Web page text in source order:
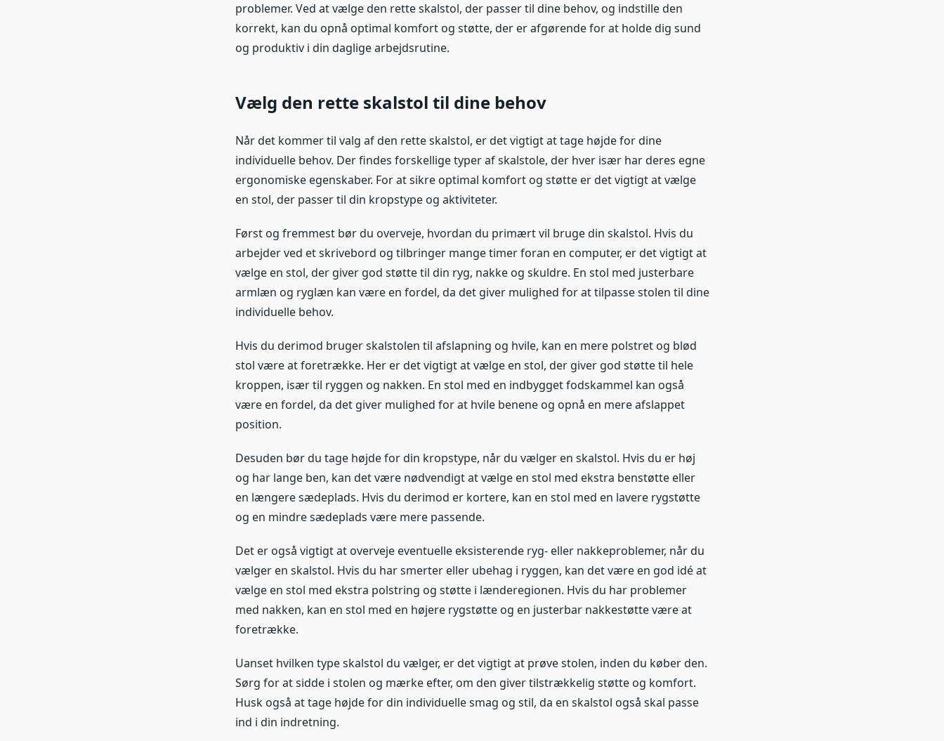
problemer. Ved at vælge den rette skalstol, der passer til dine behov, og indstille den
korrekt, kan du opnå optimal komfort og støtte, der er afgørende for at holde dig sund
og produktiv i din daglige arbejdsrutine.
Vælg den rette skalstol til dine behov
Når det kommer til valg af den rette skalstol, er det vigtigt at tage højde for dine
individuelle behov. Der findes forskellige typer af skalstole, der hver især har deres egne
ergonomiske egenskaber. For at sikre optimal komfort og støtte er det vigtigt at vælge
en stol, der passer til din kropstype og aktiviteter.
Først og fremmest bør du overveje, hvordan du primært vil bruge din skalstol. Hvis du
arbejder ved et skrivebord og tilbringer mange timer foran en computer, er det vigtigt at
vælge en stol, der giver god støtte til din ryg, nakke og skuldre. En stol med justerbare
armlæn og ryglæn kan være en fordel, da det giver mulighed for at tilpasse stolen til dine
individuelle behov.
Hvis du derimod bruger skalstolen til afslapning og hvile, kan en mere polstret og blød
stol være at foretrække. Her er det vigtigt at vælge en stol, der giver god støtte til hele
kroppen, især til ryggen og nakken. En stol med en indbygget fodskammel kan også
være en fordel, da det giver mulighed for at hvile benene og opnå en mere afslappet
position.
Desuden bør du tage højde for din kropstype, når du vælger en skalstol. Hvis du er høj
og har lange ben, kan det være nødvendigt at vælge en stol med ekstra benstøtte eller
en længere sædeplads. Hvis du derimod er kortere, kan en stol med en lavere rygstøtte
og en mindre sædeplads være mere passende.
Det er også vigtigt at overveje eventuelle eksisterende ryg- eller nakkeproblemer, når du
vælger en skalstol. Hvis du har smerter eller ubehag i ryggen, kan det være en god idé at
vælge en stol med ekstra polstring og støtte i lænderegionen. Hvis du har problemer
med nakken, kan en stol med en højere rygstøtte og en justerbar nakkestøtte være at
foretrække.
Uanset hvilken type skalstol du vælger, er det vigtigt at prøve stolen, inden du køber den.
Sørg for at sidde i stolen og mærke efter, om den giver tilstrækkelig støtte og komfort.
Husk også at tage højde for din individuelle smag og stil, da en skalstol også skal passe
ind i din indretning.